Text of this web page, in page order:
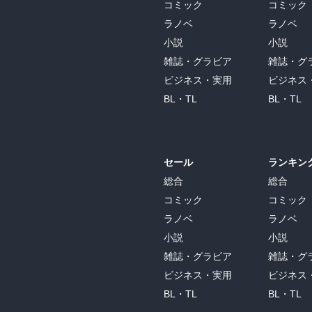
コミック
ラノベ
小説
雑誌・グラビア
ビジネス・実用
BL・TL
セール
総合
コミック
ラノベ
小説
雑誌・グラビア
ビジネス・実用
BL・TL
コミック
ラノベ
小説
雑誌・グ
ビジネス
BL・TL
ランキン
総合
コミック
ラノベ
小説
雑誌・グ
ビジネス
BL・TL